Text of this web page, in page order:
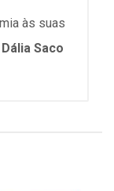
às suas
Saco